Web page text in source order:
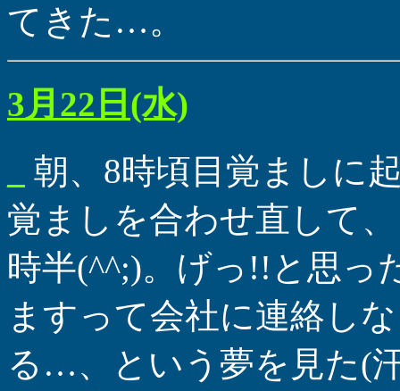
てきた…。
3月22日(水)
朝、8時頃目覚ましに
覚ましを合わせ直して
時半(^^;)。げっ!!と思っ
ますって会社に連絡し
る…、という夢を見た(